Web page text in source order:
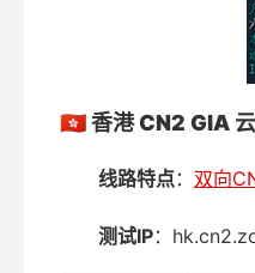
🇭🇰香港CN2 GIA
线路特点： 双向
测试IP：